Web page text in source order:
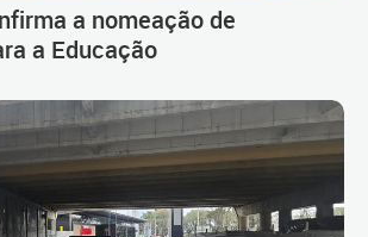
a nomeação de
a Educação